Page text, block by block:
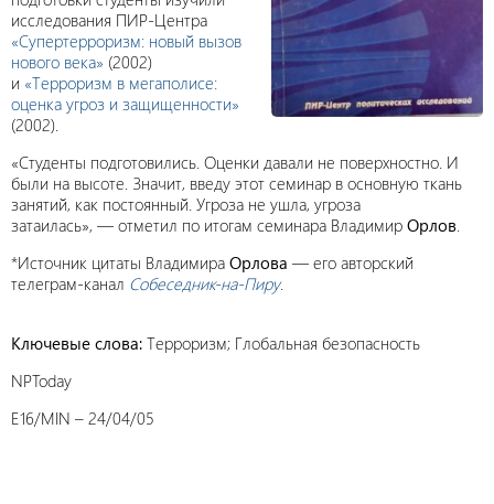
исследования ПИР-Центра
«Супертерроризм: новый вызов
нового века» (2002)
и «Терроризм в мегаполисе:
оценка угроз и защищенности»
(2002).
«Студенты подготовились. Оценки давали не поверхностно. И
были на высоте. Значит, введу этот семинар в основную ткань
занятий, как постоянный. Угроза не ушла, угроза
затаилась», — отметил по итогам семинара Владимир Орлов.
*Источник цитаты Владимира Орлова — его авторский
телеграм-канал Собеседник-на-Пиру.
Ключевые слова: Терроризм; Глобальная безопасность
NPToday
E16/MIN – 24/04/05